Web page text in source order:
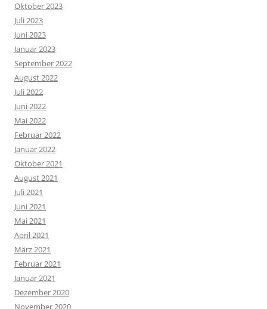
Oktober 2023
Juli 2023
Juni 2023
Januar 2023
September 2022
August 2022
Juli 2022
Juni 2022
Mai 2022
Februar 2022
Januar 2022
Oktober 2021
August 2021
Juli 2021
Juni 2021
Mai 2021
April 2021
März 2021
Februar 2021
Januar 2021
Dezember 2020